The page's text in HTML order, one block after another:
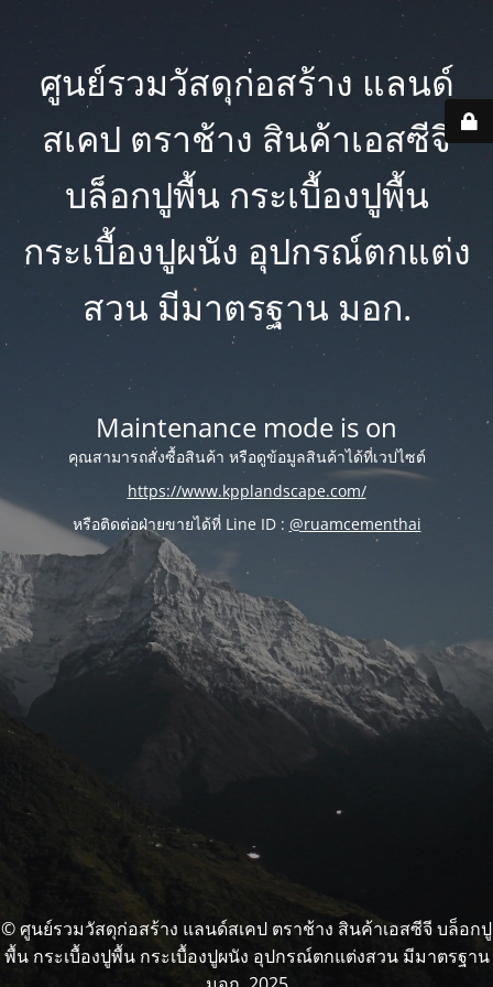
ศูนย์รวมวัสดุก่อสร้าง แลนด์
สเคป ตราช้าง สินค้าเอสซีจี
บล็อกปูพื้น กระเบื้องปูพื้น
กระเบื้องปูผนัง อุปกรณ์ตกแต่ง
สวน มีมาตรฐาน มอก.
Maintenance mode is on
คุณสามารถสั่งซื้อสินค้า หรือดูข้อมูลสินค้าได้ที่เวปไซต์
https://www.kpplandscape.com/
หรือติดต่อฝ่ายขายได้ที่ Line ID : @ruamcementhai
© ศูนย์รวมวัสดุก่อสร้าง แลนด์สเคป ตราช้าง สินค้าเอสซีจี บล็อกปู
พื้น กระเบื้องปูพื้น กระเบื้องปูผนัง อุปกรณ์ตกแต่งสวน มีมาตรฐาน